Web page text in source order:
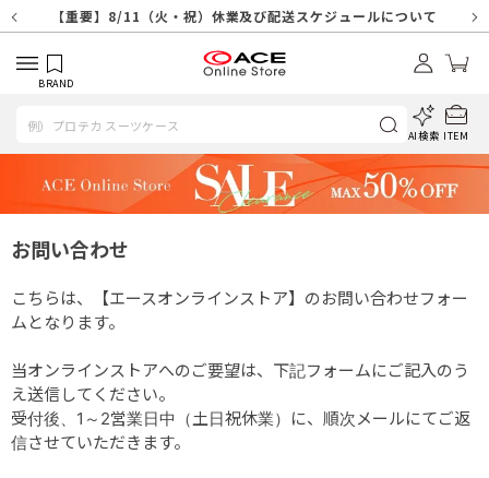
【重要】8/11（火・祝）休業及び配送スケジュールについて
【重要】令和８年熊本地震に伴う配送への影響について
【重要】納品書・領収書ペーパーレス化（電子化）のお知らせ
【重要】天候不良や交通状況・物量増等に伴う配送への影響について
【重要】悪質な詐欺サイトにご注意ください
【重要】各種メールが届かない場合に関しまして
【重要】お問い合わせのご対応に関しまして
【重要】SNSのなりすまし詐欺にご注意ください
BRAND
AI検索 ITEM
お問い合わせ
こちらは、【エースオンラインストア】のお問い合わせフォー
ムとなります。
当オンラインストアへのご要望は、下記フォームにご記入のう
え送信してください。
受付後、1～2営業日中（土日祝休業）に、順次メールにてご返
信させていただきます。